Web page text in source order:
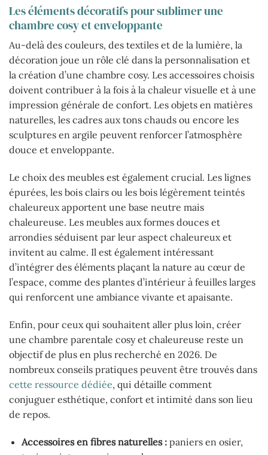
Les éléments décoratifs pour sublimer une
chambre cosy et enveloppante
Au-delà des couleurs, des textiles et de la lumière, la
décoration joue un rôle clé dans la personnalisation et
la création d’une chambre cosy. Les accessoires choisis
doivent contribuer à la fois à la chaleur visuelle et à une
impression générale de confort. Les objets en matières
naturelles, les cadres aux tons chauds ou encore les
sculptures en argile peuvent renforcer l’atmosphère
douce et enveloppante.
Le choix des meubles est également crucial. Les lignes
épurées, les bois clairs ou les bois légèrement teintés
chaleureux apportent une base neutre mais
chaleureuse. Les meubles aux formes douces et
arrondies séduisent par leur aspect chaleureux et
invitent au calme. Il est également intéressant
d’intégrer des éléments plaçant la nature au cœur de
l’espace, comme des plantes d’intérieur à feuilles larges
qui renforcent une ambiance vivante et apaisante.
Enfin, pour ceux qui souhaitent aller plus loin, créer
une chambre parentale cosy et chaleureuse reste un
objectif de plus en plus recherché en 2026. De
nombreux conseils pratiques peuvent être trouvés dans
cette ressource dédiée, qui détaille comment
conjuguer esthétique, confort et intimité dans son lieu
de repos.
Accessoires en fibres naturelles :paniers en osier,